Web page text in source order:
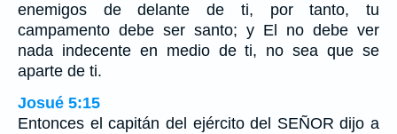
enemigos de delante de ti, por tanto, tu
campamento debe ser santo; y El no debe ver
nada indecente en medio de ti, no sea que se
aparte de ti.
Josué 5:15
Entonces el capitán del ejército del SEÑOR dijo a